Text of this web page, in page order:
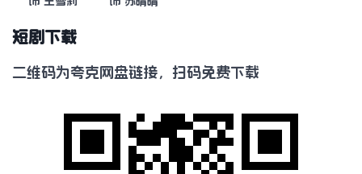
短剧下载
二维码为夸克网盘链接，扫码免费下载